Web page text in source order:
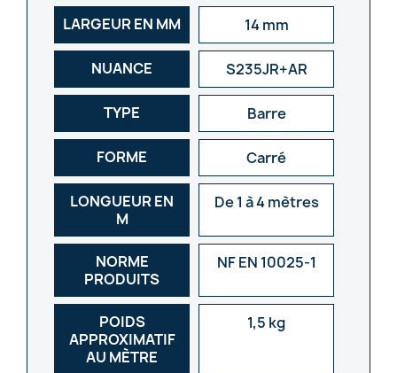
LARGEUR EN MM 14 mm
NUANCE S235JR+AR
TYPE Barre
FORME Carré
LONGUEUR EN
M
De 1 à 4 mètres
NORME
PRODUITS
NF EN 10025-1
POIDS
APPROXIMATIF
AU MÈTRE
1,5 kg